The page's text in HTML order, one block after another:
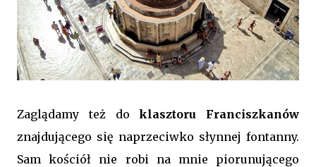
Zaglądamy też doklasztoru Franciszkanów
znajdującego się naprzeciwko słynnej fontanny.
Sam kościół nie robi na mnie piorunującego